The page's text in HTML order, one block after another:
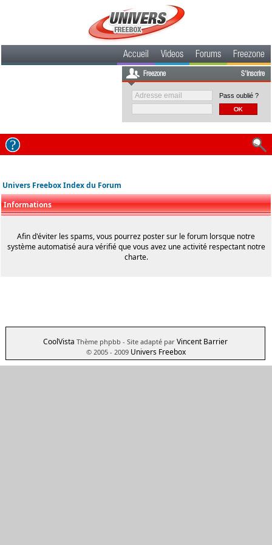
Accueil Videos Forums Freezone
Freezone S'inscrire
Pass oublié ?
Univers Freebox Index du Forum
Informations
Afin d'éviter les spams, vous pourrez poster sur le forum lorsque notre
système automatisé aura vérifié que vous avez une activité respectant notre
charte.
CoolVista Thème phpbb - Site adapté par Vincent Barrier
© 2005 - 2009 Univers Freebox